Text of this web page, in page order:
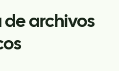
archivos